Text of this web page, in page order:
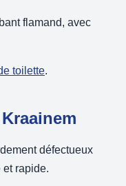
flamand, avec
toilette.
défectueux
rapide.